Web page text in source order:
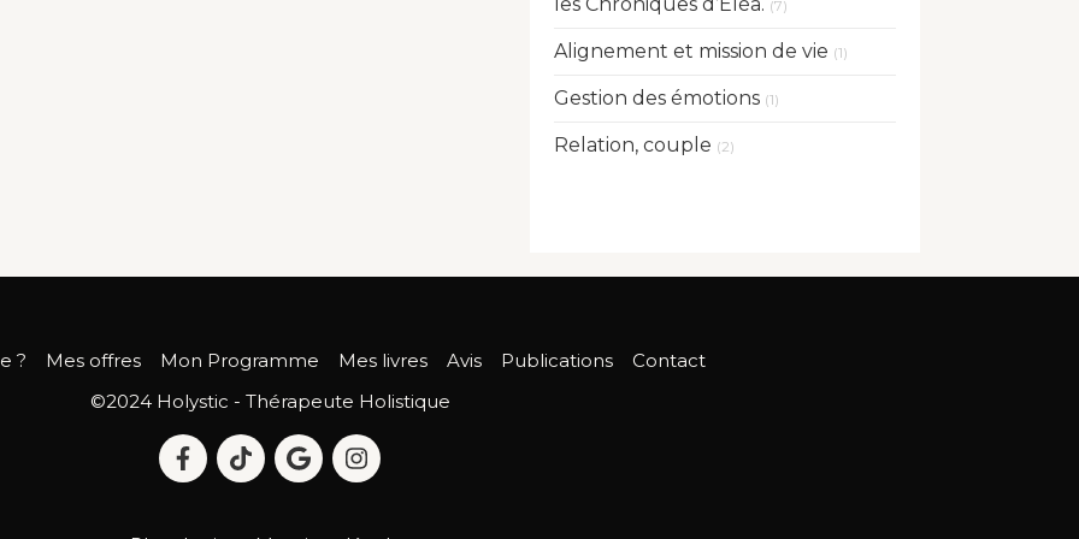
(7)
Alignement et mission de vie (1)
Gestion des émotions (1)
Relation, couple (2)
? Mes offres Mon Programme Mes livres Avis Publications
Contact
©2024 Holystic - Thérapeute Holistique